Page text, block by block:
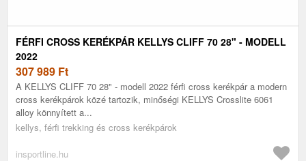
FÉRFI CROSS KERÉKPÁR KELLYS CLIFF 70 28" - MODELL
2022
307 989 Ft
A KELLYS CLIFF 70 28" - modell 2022 férfi cross kerékpár a modern
cross kerékpárok közé tartozik, minőségi KELLYS Crosslite 6061
alloy könnyített a...
kellys, férfi trekking és cross kerékpárok
insportline.hu